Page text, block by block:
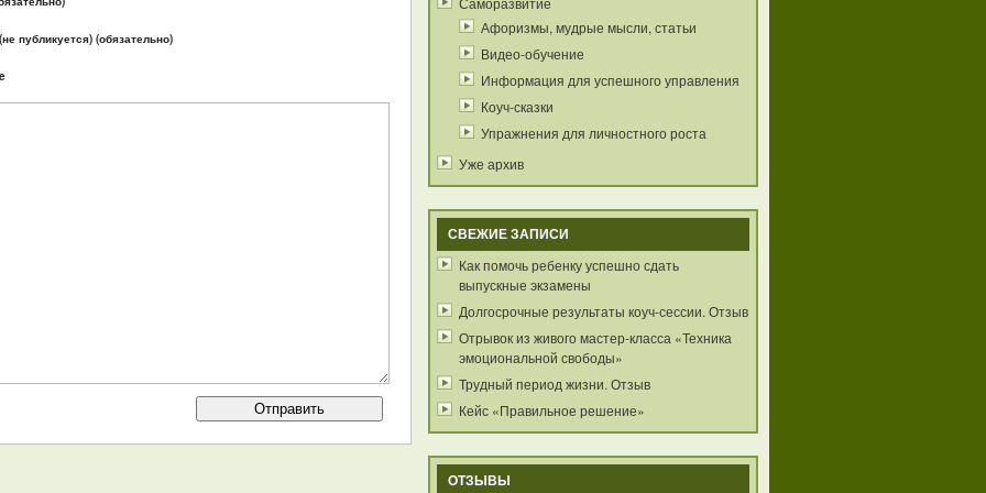
публикуется) (обязательно)
Афоризмы, мудрые мысли, статьи
Видео-обучение
Информация для успешного управления
Коуч-сказки
Упражнения для личностного роста
Уже архив
СВЕЖИЕ ЗАПИСИ
Как помочь ребенку успешно сдать
выпускные экзамены
Долгосрочные результаты коуч-сессии. Отзыв
Отрывок из живого мастер-класса «Техника
эмоциональной свободы»
Трудный период жизни. Отзыв
Кейс «Правильное решение»
ОТЗЫВЫ